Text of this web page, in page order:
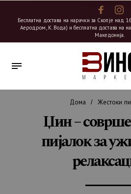
Бесплатна достава на нарачки за Скопје
Аеродром, К. Вода) и бесплатна достава на
Македонија.
Дома / Жестоки
Џин –
пијалок за